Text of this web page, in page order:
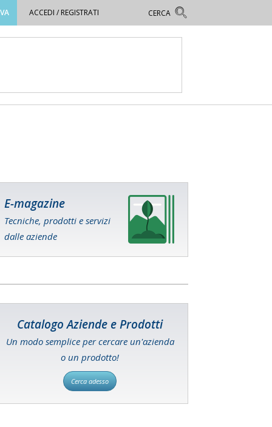
ACCEDI / REGISTRATI
E-magazine
Tecniche, prodotti e servizi
dalle aziende
Catalogo Aziende e Prodotti
Un modo semplice per cercare un'azienda
o un prodotto!
Cerca adesso